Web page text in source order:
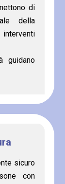
di
della
guidano
sicuro
con